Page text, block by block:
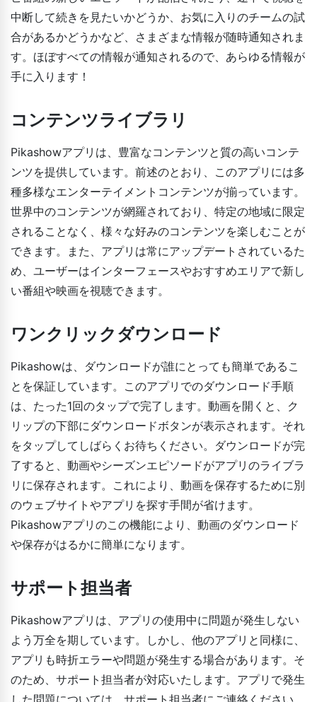
中断して続きを見たいかどうか、お気に入りのチームの試
合があるかどうかなど、さまざまな情報が随時通知されま
す。ほぼすべての情報が通知されるので、あらゆる情報が
手に入ります！
コンテンツライブラリ
Pikashowアプリは、豊富なコンテンツと質の高いコンテ
ンツを提供しています。前述のとおり、このアプリには多
種多様なエンターテイメントコンテンツが揃っています。
世界中のコンテンツが網羅されており、特定の地域に限定
されることなく、様々な好みのコンテンツを楽しむことが
できます。また、アプリは常にアップデートされているた
め、ユーザーはインターフェースやおすすめエリアで新し
い番組や映画を視聴できます。
ワンクリックダウンロード
Pikashowは、ダウンロードが誰にとっても簡単であるこ
とを保証しています。このアプリでのダウンロード手順
は、たった1回のタップで完了します。動画を開くと、ク
リップの下部にダウンロードボタンが表示されます。それ
をタップしてしばらくお待ちください。ダウンロードが完
了すると、動画やシーズンエピソードがアプリのライブラ
リに保存されます。これにより、動画を保存するために別
のウェブサイトやアプリを探す手間が省けます。
Pikashowアプリのこの機能により、動画のダウンロード
や保存がはるかに簡単になります。
サポート担当者
Pikashowアプリは、アプリの使用中に問題が発生しない
よう万全を期しています。しかし、他のアプリと同様に、
アプリも時折エラーや問題が発生する場合があります。そ
のため、サポート担当者が対応いたします。アプリで発生
した問題については、サポート担当者にご連絡ください。